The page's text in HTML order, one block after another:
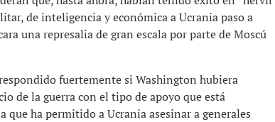
de inteligencia y económica a Ucrania paso a
una represalia de gran escala por parte de Moscú
fuertemente si Washington hubiera
de la guerra con el tipo de apoyo que está
ha permitido a Ucrania asesinar a generales